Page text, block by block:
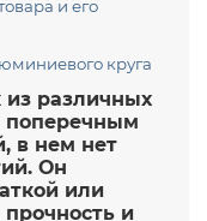
и его
круга
различных
поперечным
в нем нет
Он
или
и